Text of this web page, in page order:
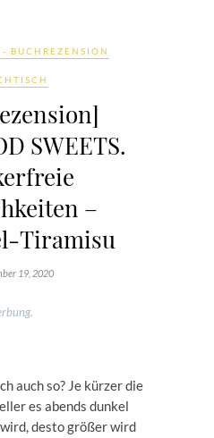
BUCHREZENSION
SWEETS.
–
Tiramisu
19, 2020
auch so? Je kürzer die
es abends dunkel
desto größer wird